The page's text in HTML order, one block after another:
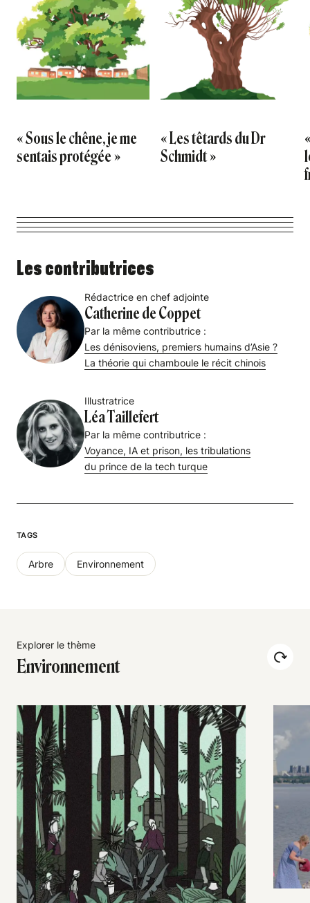
« Sous le chêne, je me
sentais protégée »
« Les têtards du Dr
Schmidt »
Les contributrices
Rédactrice en chef adjointe
Catherine de Coppet
Par la même contributrice :
Les dénisoviens, premiers humains d’Asie ?
La théorie qui chamboule le récit chinois
Illustratrice
Léa Taillefert
Par la même contributrice :
Voyance, IA et prison, les tribulations
du prince de la tech turque
TAGS
Arbre Environnement
Explorer le thème
Environnement